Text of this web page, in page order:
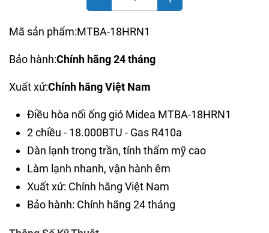
Mã sản phẩm:MTBA-18HRN1
Bảo hành:Chính hãng 24 tháng
Xuất xứ:Chính hãng Việt Nam
Điều hòa nối ống gió Midea MTBA-18HRN1
2 chiều - 18.000BTU - Gas R410a
Dàn lạnh trong trần, tính thẩm mỹ cao
Làm lạnh nhanh, vận hành êm
Xuất xứ: Chính hãng Việt Nam
Bảo hành: Chính hãng 24 tháng